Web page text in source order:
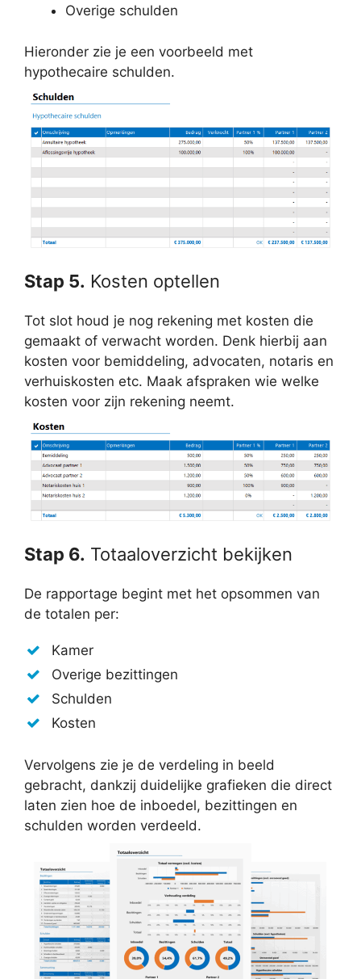
Overige schulden
Hieronder zie je een voorbeeld met
hypothecaire schulden.
Stap 5. Kosten optellen
Tot slot houd je nog rekening met kosten die
gemaakt of verwacht worden. Denk hierbij aan
kosten voor bemiddeling, advocaten, notaris en
verhuiskosten etc. Maak afspraken wie welke
kosten voor zijn rekening neemt.
Stap 6. Totaaloverzicht bekijken
De rapportage begint met het opsommen van
de totalen per:
Kamer
Overige bezittingen
Schulden
Kosten
Vervolgens zie je de verdeling in beeld
gebracht, dankzij duidelijke grafieken die direct
laten zien hoe de inboedel, bezittingen en
schulden worden verdeeld.